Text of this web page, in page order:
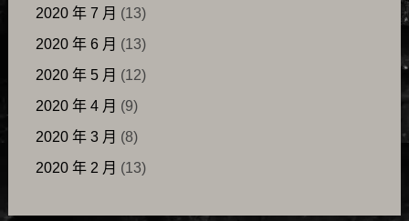
2020 年 7 月 (13)
2020 年 6 月 (13)
2020 年 5 月 (12)
2020 年 4 月 (9)
2020 年 3 月 (8)
2020 年 2 月 (13)